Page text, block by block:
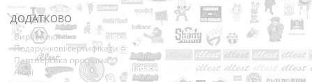
ДОДАТКОВО
Виробники
Подарункові сертифікати
Партнерська програма
Акції